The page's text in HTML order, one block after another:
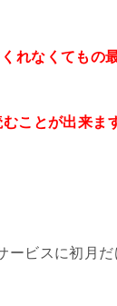
れなくてもの
ことが出来ま
ービスに初月